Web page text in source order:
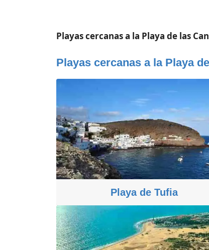
Playas cercanas a la Playa de las
Playas cercanas a la Playa
Playa de Tufia